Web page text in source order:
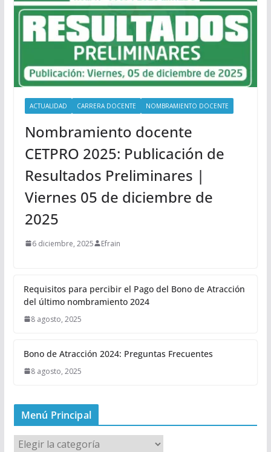
ACTUALIDAD CARRERA DOCENTE NOMBRAMIENTO DOCENTE
Nombramiento docente
CETPRO 2025: Publicación de
Resultados Preliminares |
Viernes 05 de diciembre de
2025
6 diciembre, 2025 Efrain
Requisitos para percibir el Pago del Bono de Atracción
del último nombramiento 2024
8 agosto, 2025
Bono de Atracción 2024: Preguntas Frecuentes
8 agosto, 2025
Menú Principal
M